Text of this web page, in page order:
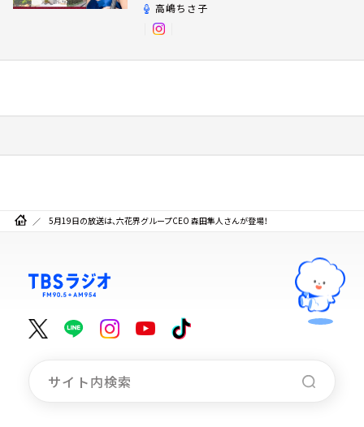
高嶋ちさ子
5月19日の放送は、六花界グループCEO 森田隼人さんが登場！